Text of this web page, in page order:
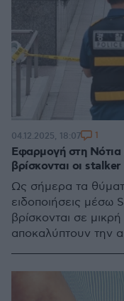
Εφαρμογή στη Νότια
βρίσκονται οι stalker
Ως σήμερα τα
ειδοποιήσεις μέσω
βρίσκονται σε
αποκαλύπτουν την
04.12.2025, 18:07 1